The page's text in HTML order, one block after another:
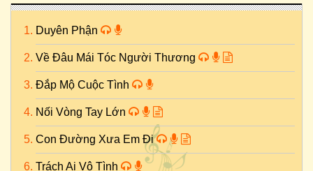
Duyên Phận
Về Đâu Mái Tóc Người Thương
Đắp Mộ Cuộc Tình
Nối Vòng Tay Lớn
Con Đường Xưa Em Đi
Trách Ai Vô Tình